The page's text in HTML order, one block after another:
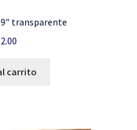
transparente
carrito